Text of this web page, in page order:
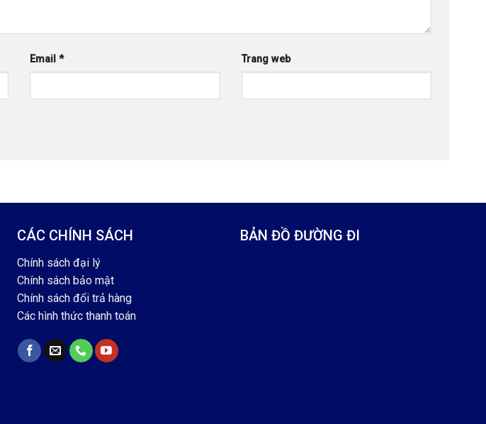
Email* Trang web
CÁC CHÍNH SÁCH
Chính sách đại lý
Chính sách bảo mật
Chính sách đổi trả hàng
Các hình thức thanh toán
BẢN ĐỒ ĐƯỜNG ĐI